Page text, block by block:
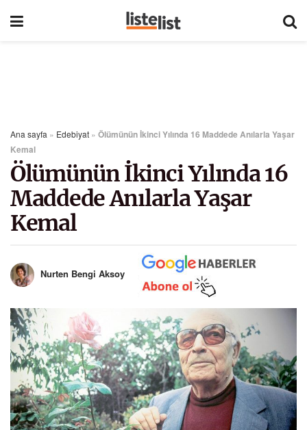
Ana sayfa » Edebiyat » Ölümünün İkinci Yılında 16 Maddede Anılarla Yaşar
Kemal
Ölümünün İkinci Yılında 16
Maddede Anılarla Yaşar
Kemal
Nurten Bengi Aksoy